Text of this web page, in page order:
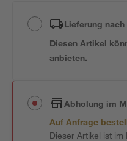
Lieferung nach
Diesen Artikel
anbieten.
Abholung im
Auf Anfrage
Dieser Artikel ist